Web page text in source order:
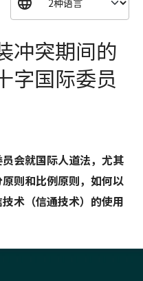
冲突期间的
国际委员
会就国际人道法，尤其
则和比例原则，如何以
术（信通技术）的使用